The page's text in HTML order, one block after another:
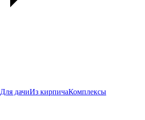
Для дачиИз кирпичаКомплексы